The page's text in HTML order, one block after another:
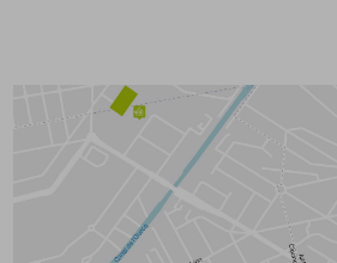
Agrandir l'image